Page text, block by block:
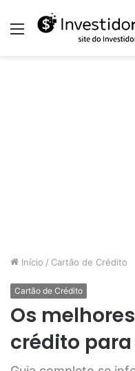
Menu
Início / Cartão de Crédito
Cartão de Crédito
Os
crédito